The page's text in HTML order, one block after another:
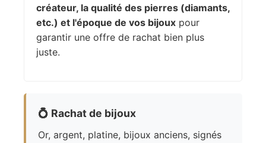
créateur, la qualité des pierres (diamants,
etc.) et l'époque de vos bijoux pour
garantir une offre de rachat bien plus
juste.
💍 Rachat de bijoux
Or, argent, platine, bijoux anciens, signés